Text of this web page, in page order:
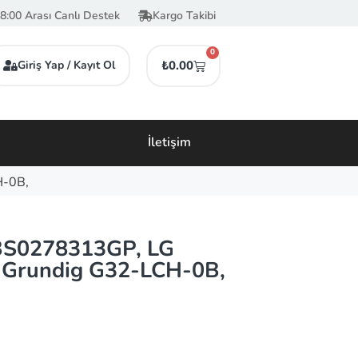
Arası Canlı Destek Kargo Takibi
Giriş Yap / Kayıt Ol ₺0.00
0
İletişim
0B,
LG
G32-LCH-0B,